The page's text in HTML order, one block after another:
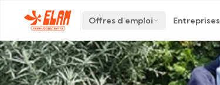
Offres d'emploi Entreprises